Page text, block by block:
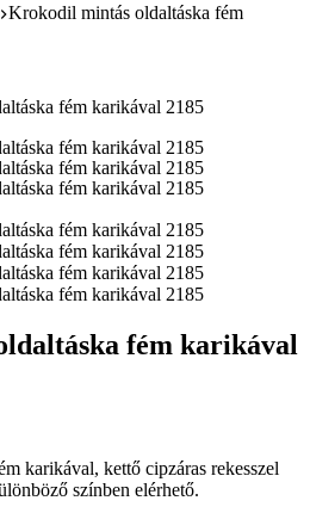
Krokodil mintás oldaltáska fém
fém karikával
karikával, kettő cipzáras rekesszel
színben elérhető.